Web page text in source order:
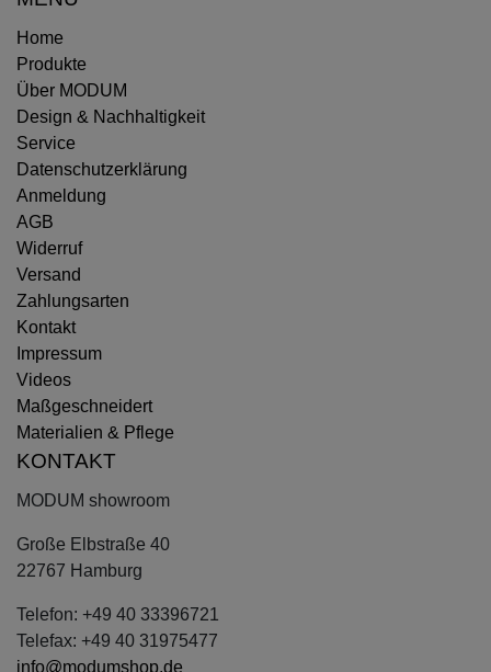
Home
Produkte
Über MODUM
Design & Nachhaltigkeit
Service
Datenschutzerklärung
Anmeldung
AGB
Widerruf
Versand
Zahlungsarten
Kontakt
Impressum
Videos
Maßgeschneidert
Materialien & Pflege
KONTAKT
MODUM showroom
Große Elbstraße 40
22767 Hamburg
Telefon: +49 40 33396721
Telefax: +49 40 31975477
info@modumshop.de